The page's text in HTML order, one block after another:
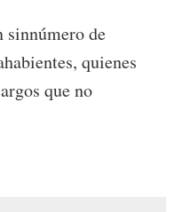
sinnúmero de
quienes
que no